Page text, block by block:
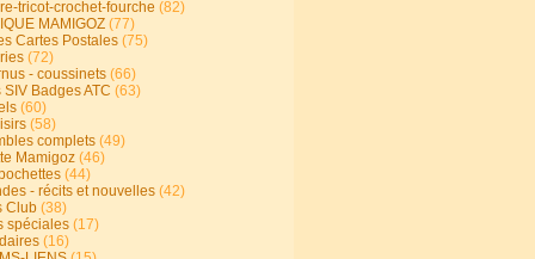
tricot-crochet-fourche (82)
MAMIGOZ (77)
Cartes Postales (75)
(72)
- coussinets (66)
Badges ATC (63)
(60)
(58)
complets (49)
Mamigoz (46)
(44)
- récits et nouvelles (42)
Club (38)
spéciales (17)
(16)